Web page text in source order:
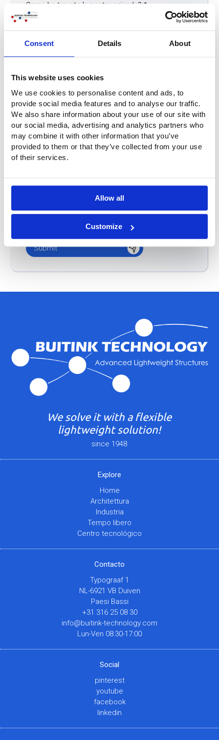
Consent Details About
This website uses cookies
We use cookies to personalise content and ads, to
provide social media features and to analyse our traffic.
We also share information about your use of our site with
our social media, advertising and analytics partners who
may combine it with other information that you’ve
provided to them or that they’ve collected from your use
of their services.
Allow all
Customize
Come ha trovato la nostra azienda?*
LinkedIn/ social media
Buitink era già noto
Non so / altro
Messaggio*
We solve it with a flexible
lightweight solution!
since 1948
Explore
Home
Architettura
Industria
Tempo libero
Centro tecnológico
Contacto
Typograaf 1
NL-6921 VB Duiven
Paesi Bassi
+31 316 25 08 30
info@buitink-technology.com
Lun-Ven 08:30-17:00
Social
pinterest
youtube
facebook
linkedin